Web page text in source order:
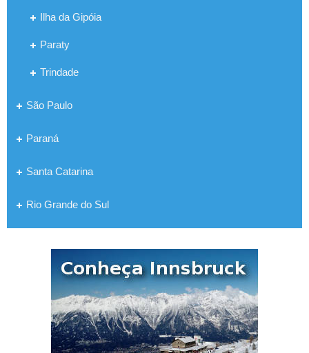
Ilha da Gipóia
Paraty
Trindade
São Paulo
Paraná
Santa Catarina
Rio Grande do Sul